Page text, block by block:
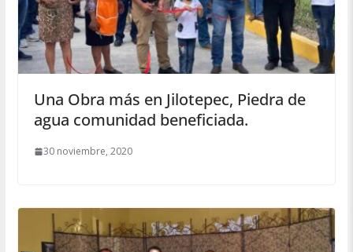
Una Obra más en Jilotepec, Piedra de
agua comunidad beneficiada.
30 noviembre, 2020